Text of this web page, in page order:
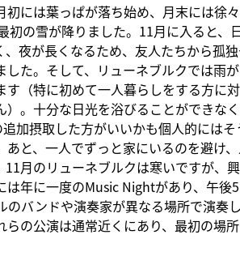
初には葉っぱが落ち始め、月末には徐
初の雪が降りました。11月に入ると、
夜が長くなるため、友人たちから孤
た。そして、リューネブルクでは雨
（特に初めて一人暮らしをする方に
。十分な日光を浴びることができな
加摂取した方がいいかも個人的には
と、一人でずっと家にいるのを避け
月のリューネブルクは寒いですが、
は年に一度のMusic Nightがあり、午後
のバンドや演奏家が異なる場所で演奏
の公演は通常近くにあり、最初の場